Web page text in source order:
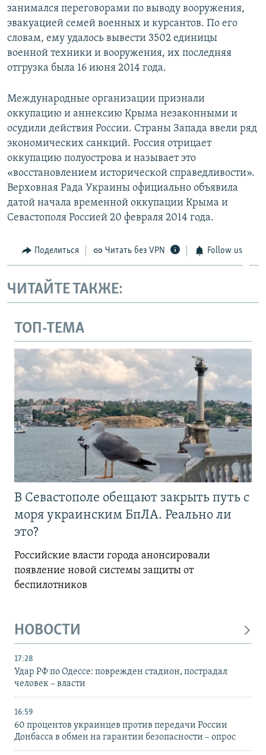
занимался переговорами по выводу вооружения,
эвакуацией семей военных и курсантов. По его
словам, ему удалось вывести 3502 единицы
военной техники и вооружения, их последняя
отгрузка была 16 июня 2014 года.
Международные организации признали
оккупацию и аннексию Крыма незаконными и
осудили действия России. Страны Запада ввели ряд
экономических санкций. Россия отрицает
оккупацию полуострова и называет это
«восстановлением исторической справедливости».
Верховная Рада Украины официально объявила
датой начала временной оккупации Крыма и
Севастополя Россией 20 февраля 2014 года.
Поделиться Читать без VPN Follow us
ЧИТАЙТЕ ТАКЖЕ:
ТОП-ТЕМА
В Севастополе обещают закрыть путь с
моря украинским БпЛА. Реально ли
это?
Российские власти города анонсировали
появление новой системы защиты от
беспилотников
НОВОСТИ
17:28
Удар РФ по Одессе: поврежден стадион, пострадал
человек – власти
16:59
60 процентов украинцев против передачи России
Донбасса в обмен на гарантии безопасности – опрос